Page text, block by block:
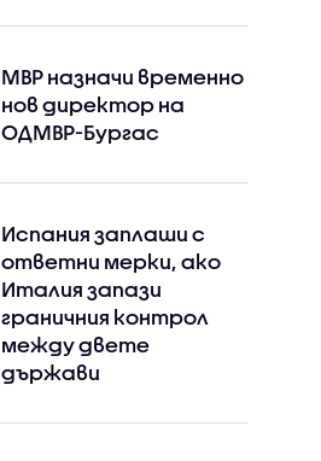
МВР назначи временно
нов директор на
ОДМВР-Бургас
Испания заплаши с
ответни мерки, ако
Италия запази
граничния контрол
между двете
държави